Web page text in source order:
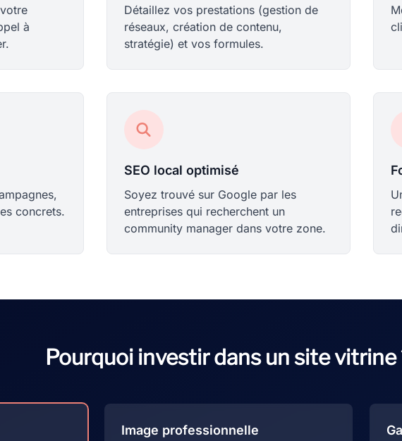
à
Détaillez vos prestations (gestion de
réseaux, création de contenu,
stratégie) et vos formules.
concrets.
SEO local optimisé
Soyez trouvé sur Google par les
entreprises qui recherchent un
community manager dans votre zone.
Pourquoi investir dans un site vitrine
Image professionnelle